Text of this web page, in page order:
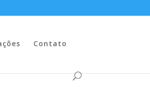
Contato